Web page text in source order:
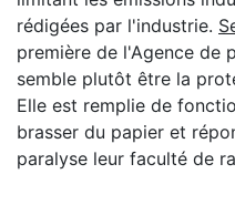
rédigées par l'industrie.
première de l'Agence de
semble plutôt être la
Elle est remplie de
brasser du papier et
paralyse leur faculté de